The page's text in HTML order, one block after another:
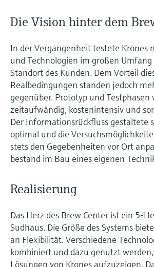
Die Vision hinter dem
In der Vergangenheit testete Krones
und Technologien im großen
Standort des Kunden. Dem Vorteil
Realbedingungen standen jedoch
gegenüber. Prototyp und
zeitaufwändig, kostenintensiv und
Der Informationsrückfluss gestaltete
optimal und die
stets den Gegebenheiten vor Ort
bestand im Bau eines eigenen
Realisierung
Das Herz des Brew Center ist ein 5-
Sudhaus. Die Größe des Systems
an Flexibilität. Verschiedene
kombiniert und dazu genutzt
Lösungen von Krones aufzuzeigen.